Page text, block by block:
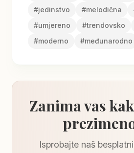
#jedinstvo #melodična
#umjereno #trendovsko
#moderno #međunarodno
Zanima vas
Isprobajte naš